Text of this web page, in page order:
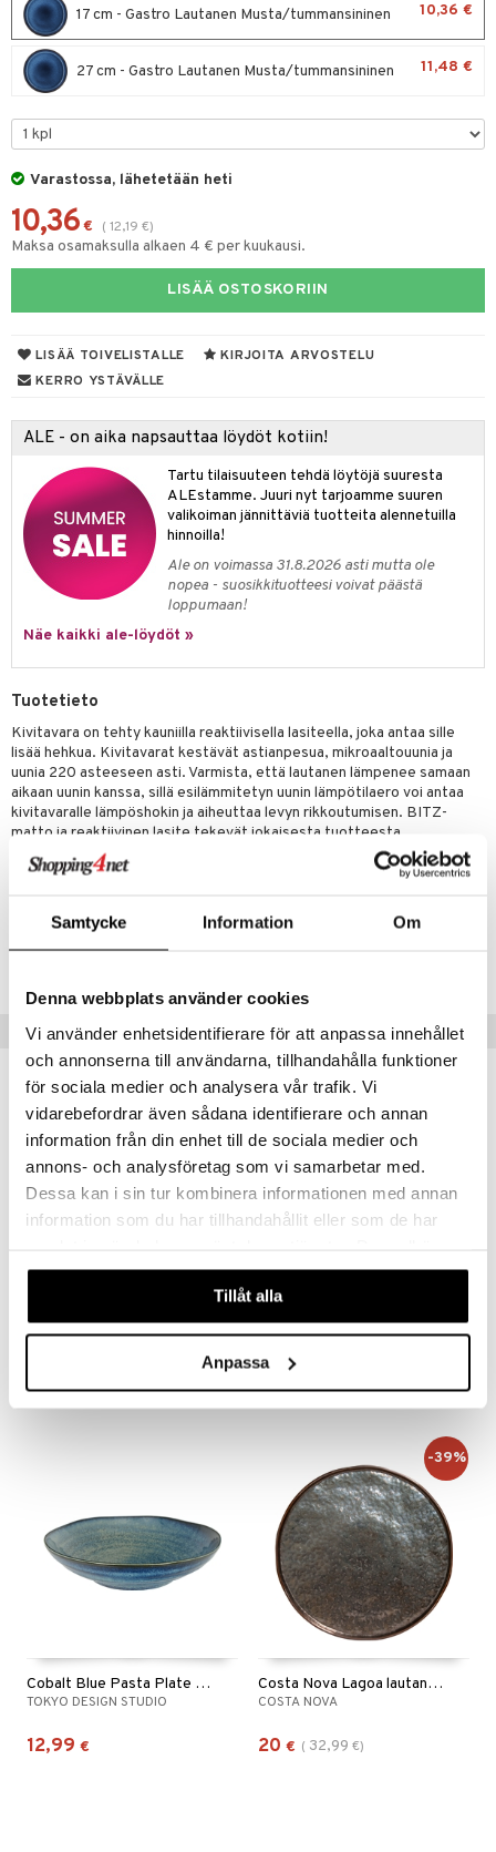
Samtycke Information Om
Denna webbplats använder cookies
Vi använder enhetsidentifierare för att anpassa innehållet
och annonserna till användarna, tillhandahålla funktioner
för sociala medier och analysera vår trafik. Vi
vidarebefordrar även sådana identifierare och annan
information från din enhet till de sociala medier och
annons- och analysföretag som vi samarbetar med.
Dessa kan i sin tur kombinera informationen med annan
information som du har tillhandahållit eller som de har
våra cookies vid fortsatt användande av vår webbplats.
Tillåt alla
Anpassa
17 cm - Gastro Lautanen Musta/tummansininen 10,36 €
27 cm - Gastro Lautanen Musta/tummansininen 11,48 €
Varastossa, lähetetään heti
10,36 € ( 12,19 €)
Maksa osamaksulla alkaen 4 € per kuukausi.
LISÄÄ OSTOSKORIIN
LISÄÄ TOIVELISTALLE
KIRJOITA ARVOSTELU
KERRO YSTÄVÄLLE
ALE - on aika napsauttaa löydöt kotiin!
Tartu tilaisuuteen tehdä löytöjä suuresta
ALEstamme. Juuri nyt tarjoamme suuren
valikoiman jännittäviä tuotteita alennetuilla
hinnoilla!
Ale on voimassa 31.8.2026 asti mutta ole
nopea - suosikkituotteesi voivat päästä
loppumaan!
Näe kaikki ale-löydöt »
Tuotetieto
Kivitavara on tehty kauniilla reaktiivisella lasiteella, joka antaa sille
lisää hehkua. Kivitavarat kestävät astianpesua, mikroaaltouunia ja
uunia 220 asteeseen asti. Varmista, että lautanen lämpenee samaan
aikaan uunin kanssa, sillä esilämmitetyn uunin lämpötilaero voi antaa
kivitavaralle lämpöshokin ja aiheuttaa levyn rikkoutumisen. BITZ-
matto ja reaktiivinen lasite tekevät jokaisesta tuotteesta
ainutlaatuisen. Naarmut ja leikkausjäljet ​​jäävät näkyviin, siinä ei ole
mitään vikaa.
Tuotenumero
Suositut tuotteet
Saatavana useana vaihtoehtona
BITZ
kampanja -15%
Saatavana useana vaihtoehtona
BITZ
7,66
kampanja
Cobalt Blue Pasta Plate 21 cm
TOKYO DESIGN STUDIO
12,99 €
Costa Nova Lagoa lautanen Ruskea
COSTA NOVA
20 € ( 32,99 €)
-39%
Siivous
Leivontavuoat
& Vihannesveitset
sisustus
tarvikkeita
tekstiilit
koristelu
säilytys
tekstiilit
Saalit
& Tyynyliinat
& Peitot
& Koukut
& Korit
& Veistokset
& Lyhdyt
& Korit
tekstiilit
tekstiilit
tekstiilit
& Tyynyliinat
& Peitot
hyönteissuoja
& Lyhdyt
& vastauksia